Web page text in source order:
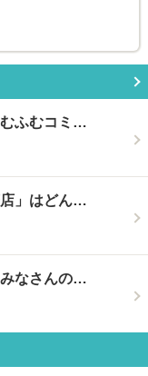
むふむコミ…
」はどん…
なさんの…